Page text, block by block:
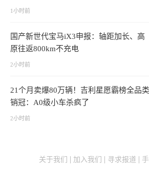
1小时前
国产新世代宝马iX3申报：轴距加长、高
原往返800km不充电
2小时前
21个月卖爆80万辆！吉利星愿霸榜全品类
销冠：A0级小车杀疯了
2小时前
关于我们 加入我们 寻求报道